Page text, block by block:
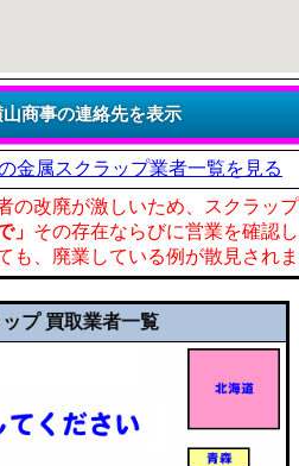
金属スクラップ業者一覧を見る
の改廃が激しいため、スクラッ
」 その存在ならびに営業を確認
も、廃業している例が散見され
プ 買取業者一覧